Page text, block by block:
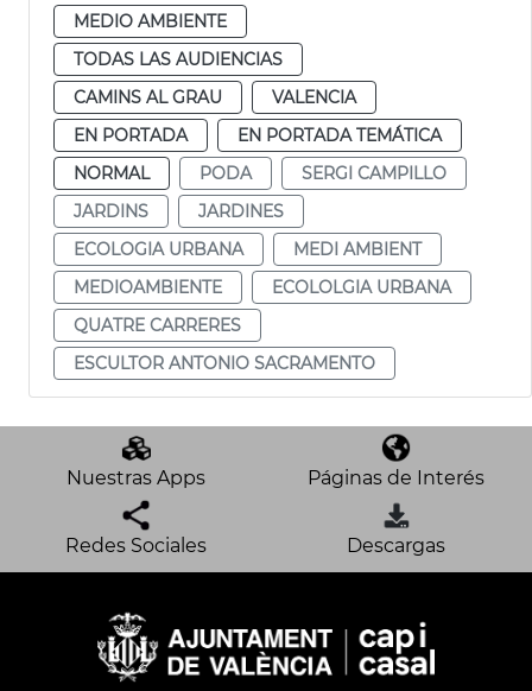
MEDIO AMBIENTE
TODAS LAS AUDIENCIAS
CAMINS AL GRAU
VALENCIA
EN PORTADA
EN PORTADA TEMÁTICA
NORMAL
PODA
SERGI CAMPILLO
JARDINS
JARDINES
ECOLOGIA URBANA
MEDI AMBIENT
MEDIOAMBIENTE
ECOLOLGIA URBANA
QUATRE CARRERES
ESCULTOR ANTONIO SACRAMENTO
Nuestras Apps Páginas de Interés
Redes Sociales Descargas